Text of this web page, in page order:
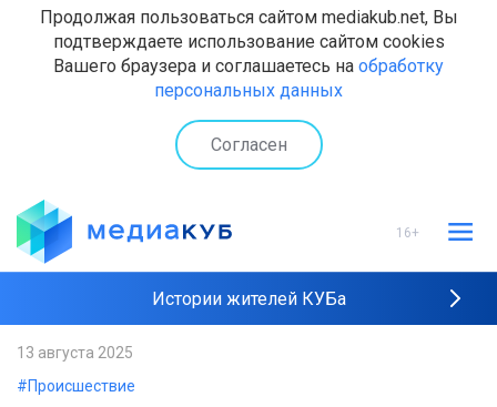
Продолжая пользоваться сайтом mediakub.net, Вы
подтверждаете использование сайтом cookies
Вашего браузера и соглашаетесь на обработку
персональных данных
Согласен
16+
Истории жителей КУБа
13 августа 2025
#Происшествие